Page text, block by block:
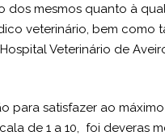
dos mesmos quanto à
veterinário, bem como
Veterinário de
para satisfazer ao
de 1 a 10, foi deveras